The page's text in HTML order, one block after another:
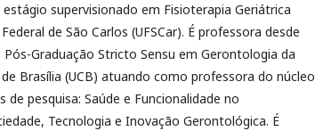
supervisionado em Fisioterapia Geriátrica
de São Carlos (UFSCar). É professora desde
Graduação Stricto Sensu em Gerontologia da
Brasília (UCB) atuando como professora do núcleo
de pesquisa: Saúde e Funcionalidade no
Tecnologia e Inovação Gerontológica. É